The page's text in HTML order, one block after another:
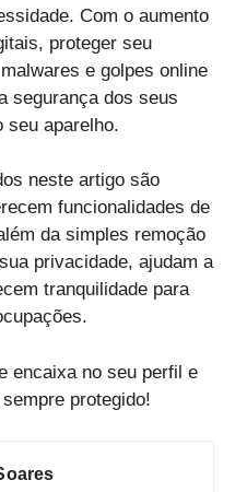
Com o aumento
proteger seu
e golpes online
segurança dos seus
seu aparelho.
neste artigo são
funcionalidades de
da simples remoção
privacidade, ajudam a
tranquilidade para
encaixa no seu perfil e
protegido!